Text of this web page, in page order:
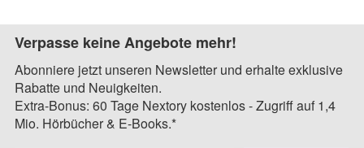
Verpasse keine Angebote mehr!
Abonniere jetzt unseren Newsletter und erhalte exklusive
Rabatte und Neuigkeiten.
Extra-Bonus: 60 Tage Nextory kostenlos - Zugriff auf 1,4
Mio. Hörbücher & E-Books.*